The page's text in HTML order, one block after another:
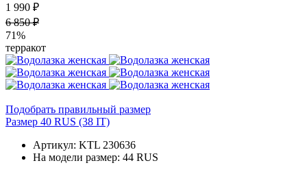
1 990 ₽
6 850 ₽
71%
терракот
Подобрать правильный размер
Размер 40 RUS (38 IT)
Артикул: KTL 230636
На модели размер: 44 RUS